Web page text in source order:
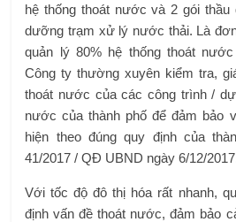
hệ thống thoát nước và 2 gói thầu
dưỡng trạm xử lý nước thải. Là
quản lý 80% hệ thống thoát
Công ty thường xuyên kiểm tra,
thoát nước của các công trình /
nước của thành phố để đảm bảo
hiện theo đúng quy định của
41/2017 / QĐ UBND ngày 6/12/
Với tốc độ đô thị hóa rất nhanh,
định vấn đề thoát nước, đảm bảo